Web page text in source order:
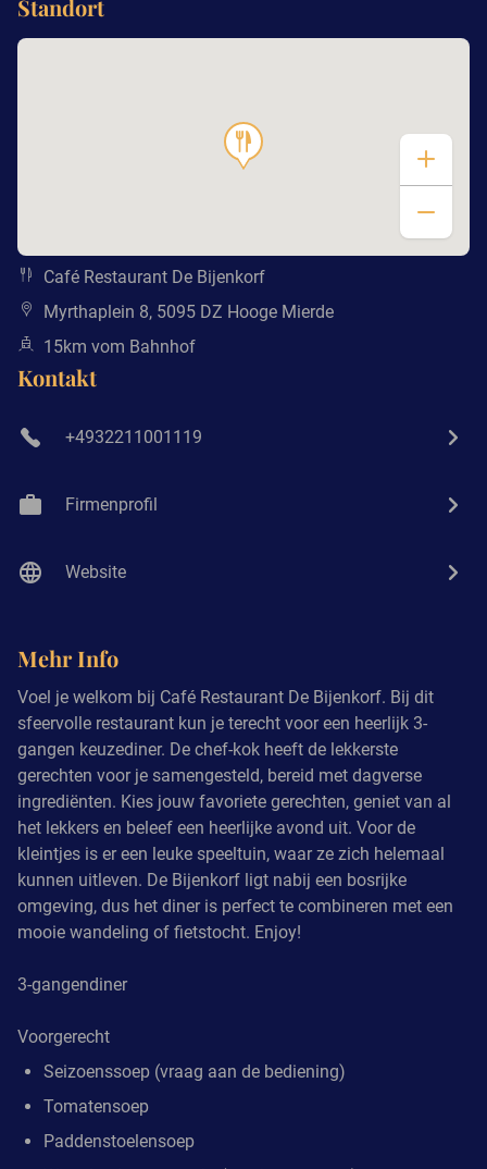
Standort
Café Restaurant De Bijenkorf
Myrthaplein 8, 5095 DZ Hooge Mierde
15km vom Bahnhof
Kontakt
+4932211001119
Firmenprofil
Website
Mehr Info
Voel je welkom bij Café Restaurant De Bijenkorf. Bij dit
sfeervolle restaurant kun je terecht voor een heerlijk 3-
gangen keuzediner. De chef-kok heeft de lekkerste
gerechten voor je samengesteld, bereid met dagverse
ingrediënten. Kies jouw favoriete gerechten, geniet van al
het lekkers en beleef een heerlijke avond uit. Voor de
kleintjes is er een leuke speeltuin, waar ze zich helemaal
kunnen uitleven. De Bijenkorf ligt nabij een bosrijke
omgeving, dus het diner is perfect te combineren met een
mooie wandeling of fietstocht. Enjoy!
3-gangendiner
Voorgerecht
Seizoenssoep (vraag aan de bediening)
Tomatensoep
Paddenstoelensoep